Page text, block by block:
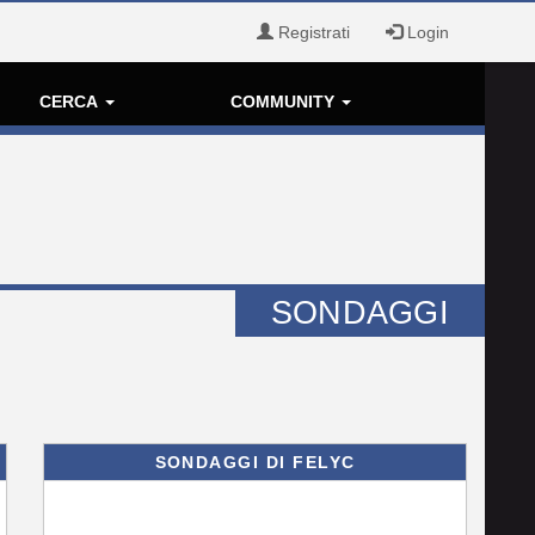
Registrati Login
CERCA COMMUNITY
SONDAGGI
SONDAGGI DI FELYC